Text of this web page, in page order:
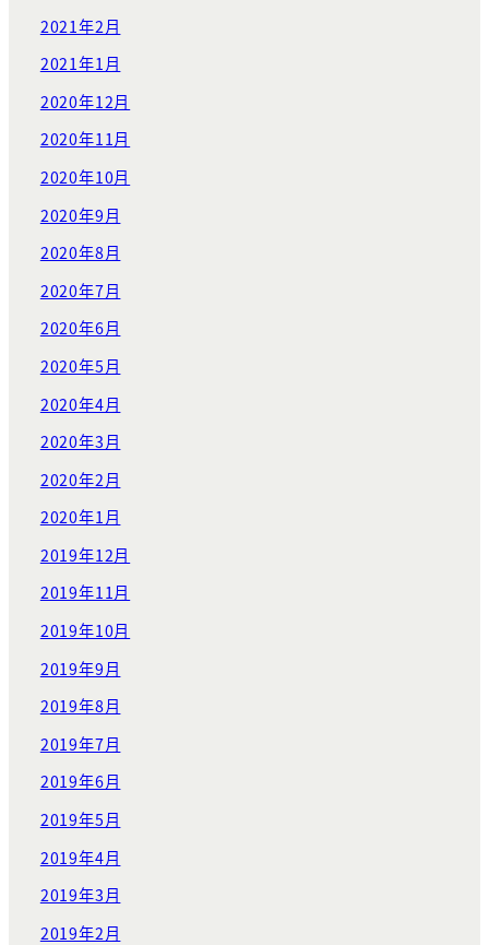
2021年2月
2021年1月
2020年12月
2020年11月
2020年10月
2020年9月
2020年8月
2020年7月
2020年6月
2020年5月
2020年4月
2020年3月
2020年2月
2020年1月
2019年12月
2019年11月
2019年10月
2019年9月
2019年8月
2019年7月
2019年6月
2019年5月
2019年4月
2019年3月
2019年2月